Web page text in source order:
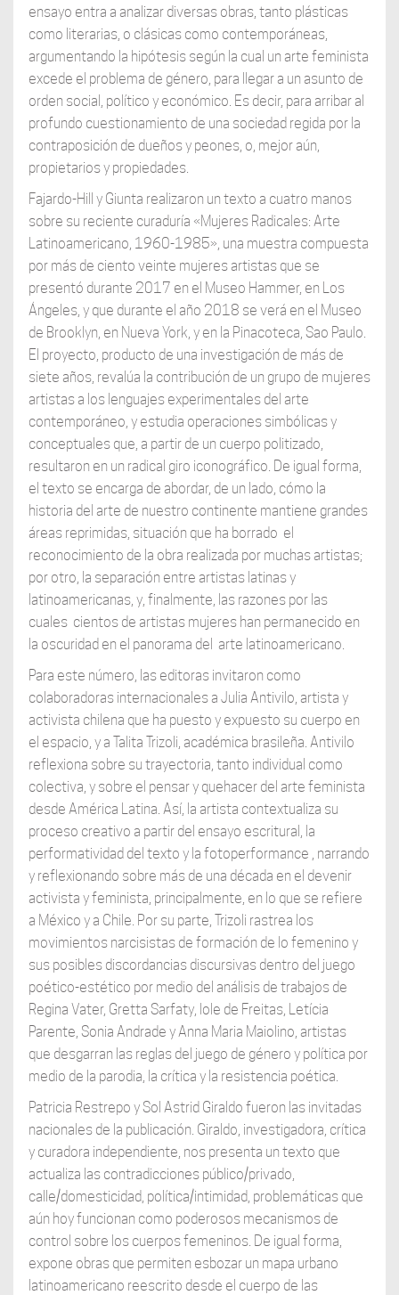
ensayo entra a analizar diversas obras, tanto plásticas
como literarias, o clásicas como contemporáneas,
argumentando la hipótesis según la cual un arte feminista
excede el problema de género, para llegar a un asunto de
orden social, político y económico. Es decir, para arribar al
profundo cuestionamiento de una sociedad regida por la
contraposición de dueños y peones, o, mejor aún,
propietarios y propiedades.
Fajardo-Hill y Giunta realizaron un texto a cuatro manos
sobre su reciente curaduría «Mujeres Radicales: Arte
Latinoamericano, 1960-1985», una muestra compuesta
por más de ciento veinte mujeres artistas que se
presentó durante 2017 en el Museo Hammer, en Los
Ángeles, y que durante el año 2018 se verá en el Museo
de Brooklyn, en Nueva York, y en la Pinacoteca, Sao Paulo.
El proyecto, producto de una investigación de más de
siete años, revalúa la contribución de un grupo de mujeres
artistas a los lenguajes experimentales del arte
contemporáneo, y estudia operaciones simbólicas y
conceptuales que, a partir de un cuerpo politizado,
resultaron en un radical giro iconográfico. De igual forma,
el texto se encarga de abordar, de un lado, cómo la
historia del arte de nuestro continente mantiene grandes
áreas reprimidas, situación que ha borrado el
reconocimiento de la obra realizada por muchas artistas;
por otro, la separación entre artistas latinas y
latinoamericanas, y, finalmente, las razones por las
cuales cientos de artistas mujeres han permanecido en
la oscuridad en el panorama del arte latinoamericano.
Para este número, las editoras invitaron como
colaboradoras internacionales a Julia Antivilo, artista y
activista chilena que ha puesto y expuesto su cuerpo en
el espacio, y a Talita Trizoli, académica brasileña. Antivilo
reflexiona sobre su trayectoria, tanto individual como
colectiva, y sobre el pensar y quehacer del arte feminista
desde América Latina. Así, la artista contextualiza su
proceso creativo a partir del ensayo escritural, la
performatividad del texto y la fotoperformance , narrando
y reflexionando sobre más de una década en el devenir
activista y feminista, principalmente, en lo que se refiere
a México y a Chile. Por su parte, Trizoli rastrea los
movimientos narcisistas de formación de lo femenino y
sus posibles discordancias discursivas dentro del juego
poético-estético por medio del análisis de trabajos de
Regina Vater, Gretta Sarfaty, Iole de Freitas, Letícia
Parente, Sonia Andrade y Anna Maria Maiolino, artistas
que desgarran las reglas del juego de género y política por
medio de la parodia, la crítica y la resistencia poética.
Patricia Restrepo y Sol Astrid Giraldo fueron las invitadas
nacionales de la publicación. Giraldo, investigadora, crítica
y curadora independiente, nos presenta un texto que
actualiza las contradicciones público/privado,
calle/domesticidad, política/intimidad, problemáticas que
aún hoy funcionan como poderosos mecanismos de
control sobre los cuerpos femeninos. De igual forma,
expone obras que permiten esbozar un mapa urbano
latinoamericano reescrito desde el cuerpo de las